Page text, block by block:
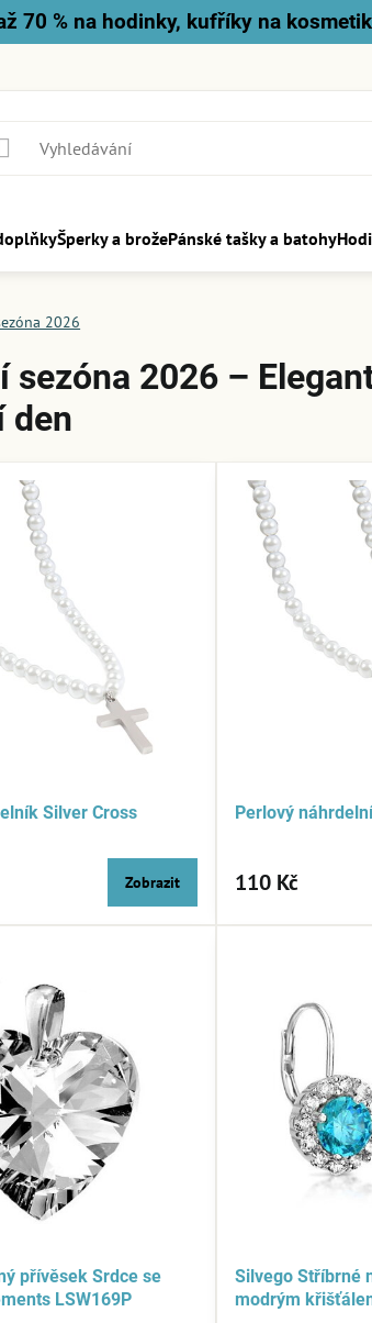
70 % na hodinky, kufříky na
Šperky a brožePánské tašky a batohy
2026
sezóna 2026 –
den
Silver Cross
Zobrazit
Perlový
110 Kč
přívěsek Srdce se
LSW169P
Silvego Stříbrné
modrým